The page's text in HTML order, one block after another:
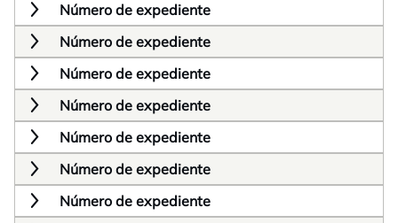
Número de expediente
Número de expediente
Número de expediente
Número de expediente
Número de expediente
Número de expediente
Número de expediente